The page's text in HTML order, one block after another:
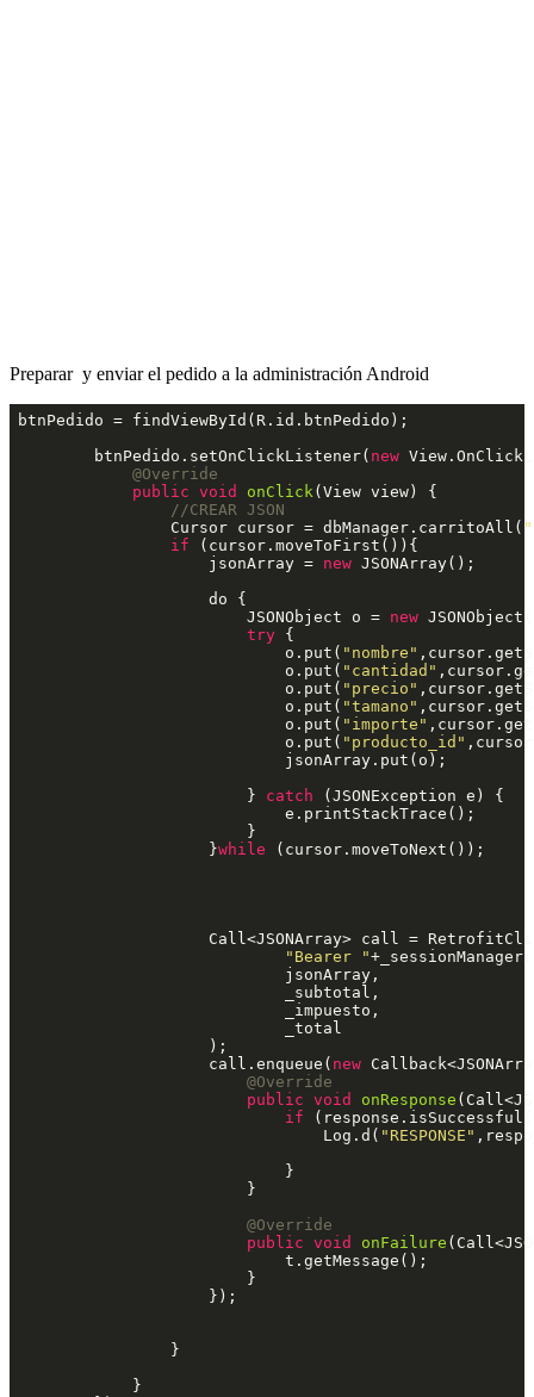
Preparar y enviar el pedido a la administración Android
btnPedido = findViewById(R.id.btnPedido);
        btnPedido.setOnClickListener(
new
@Override
public void onClick(View view) {
//CREAR JSON
                Cursor cursor = dbManager.carritoAll(
if (cursor.moveToFirst()){
                    jsonArray =
new JSONArray();
                    do {
                        JSONObject o =
new
try {
                            o.put(
"nombre"
                            o.put(
"cantidad"
                            o.put(
"precio"
                            o.put(
"tamano"
                            o.put(
"importe"
                            o.put(
"producto_id"
                            jsonArray.put(o);
                        }
catch (JSONException e) {
                            e.printStackTrace();
                        }
                    }
while (cursor.moveToNext());
Call<JSONArray> call =
"Bearer "
                            jsonArray,
                            _subtotal,
                            _impuesto,
                            _total
                    );
                    call.enqueue(
new
@Override
public void onResponse
if
                                Log.d(
"RESPONSE"
                            }
                        }
@Override
public void onFailure
                            t.getMessage();
                        }
                    });
                }
            }